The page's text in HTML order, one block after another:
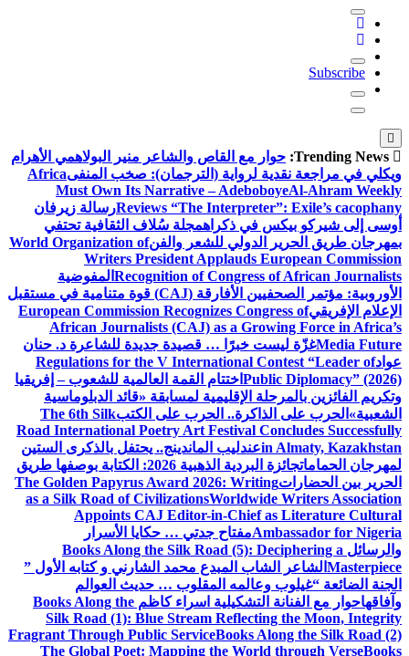
Subscribe
حوار مع القاص والشاعر منير البولاهمي الأهرام
ويكلي في مراجعة نقدية لرواية (الترجمان): صخب المنفىAfrica
Must Own Its Narrative – AdeboboyeAl-Ahram Weekly
Reviews “The Interpreter”: Exile’s cacophanyرسالة زيرفان
أوسى إلى شيركو بيكس في ذكراهمجلة سُلاف الثقافية تحتفي
بمهرجان طريق الحرير الدولي للشعر والفنWorld Organization of
Writers President Applauds European Commission
Recognition of Congress of African Journalists المفوضية
الأوروبية: مؤتمر الصحفيين الأفارقة (CAJ) قوة متنامية في مستقبل
الإعلام الإفريقيEuropean Commission Recognizes Congress of
African Journalists (CAJ) as a Growing Force in Africa’s
Media Futureغزّة ليست خبرًا … قصيدة جديدة للشاعرة د. حنان
عوادRegulations for the V International Contest “Leader of
Public Diplomacy” (2026) اختتام القمة العالمية للشعوب – إفريقيا
وتكريم الفائزين بالمرحلة الإقليمية لمسابقة «قائد الدبلوماسية
الشعبية» الحرب على الذاكرة.. الحرب على الكتبThe 6th Silk
Road International Poetry Art Festival Concludes Successfully
in Almaty, Kazakhstanعندليب الماندينج.. يحتفل بالذكرى الستين
لمهرجان الحمامات
جائزة البردية الذهبية 2026: الكتابة بوصفها طريق
الحرير بين الحضاراتThe Golden Papyrus Award 2026: Writing
as a Silk Road of CivilizationsWorldwide Writers Association
Appoints CAJ Editor-in-Chief as Literature Cultural
Ambassador for Nigeriaمفتاح جدتي … حكايا الأسرار
والرسائل Books Along the Silk Road (5): Deciphering a
Masterpiece الشاعر الشاب المبدع محمد الشارني و كتابه الأول ”
الجنة الضائعة “غيلوب وعالمه المقلوب … حديث العوالم
وآفاقهاحوار مع الفنانة التشكيلية اسراء كاظم Books Along the
Silk Road (1): Blue Stream Reflecting the Moon, Integrity
Fragrant Through Public ServiceBooks Along the Silk Road (2)
The Global Poet: Mapping the World through VerseBooks